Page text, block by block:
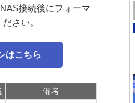
接続後にフォーマ
さい。
はこちら
備考